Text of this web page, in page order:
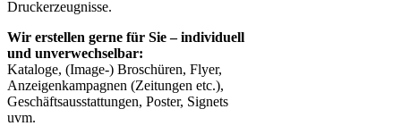
Druckerzeugnisse.
Wir erstellen gerne für Sie – individuell
und unverwechselbar:
Kataloge, (Image-) Broschüren, Flyer,
Anzeigenkampagnen (Zeitungen etc.),
Geschäftsausstattungen, Poster, Signets
uvm.